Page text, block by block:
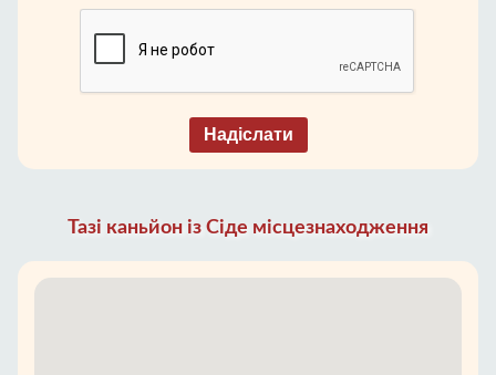
Надіслати
Тазі каньйон із Сіде місцезнаходження